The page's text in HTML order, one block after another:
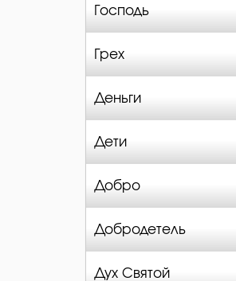
Господь
Грех
Деньги
Дети
Добро
Добродетель
Дух Святой